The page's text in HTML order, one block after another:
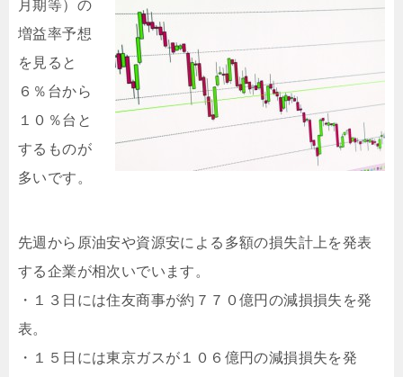
月期等）の
増益率予想
を見ると
６％台から
１０％台と
するものが
多いです。
先週から原油安や資源安による多額の損失計上を発表
する企業が相次いでいます。
・１３日には住友商事が約７７０億円の減損損失を発
表。
・１５日には東京ガスが１０６億円の減損損失を発